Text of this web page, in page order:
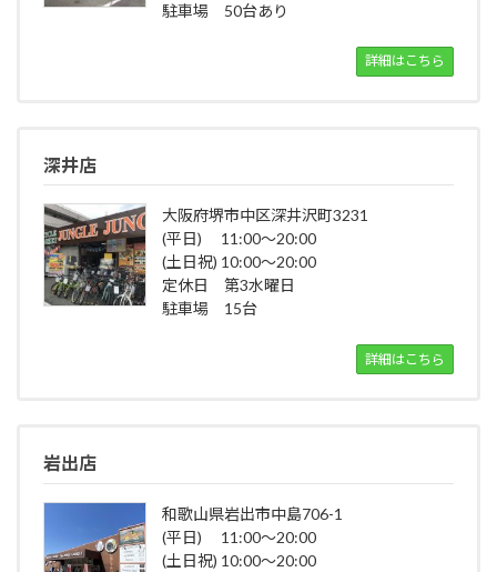
駐車場 50台あり
詳細はこちら
深井店
大阪府堺市中区深井沢町3231
(平日) 11:00～20:00
(土日祝) 10:00～20:00
定休日 第3水曜日
駐車場 15台
詳細はこちら
岩出店
和歌山県岩出市中島706-1
(平日) 11:00～20:00
(土日祝) 10:00～20:00